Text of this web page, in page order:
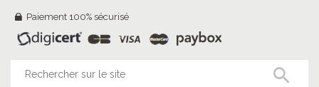
Paiement 100% sécurisé